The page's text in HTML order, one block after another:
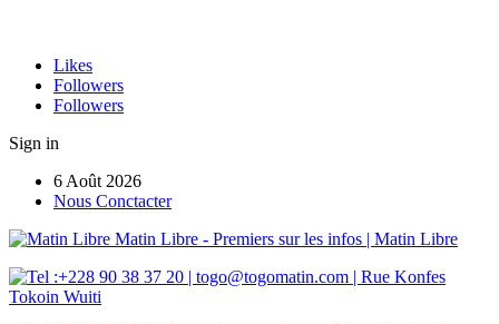
Likes
Followers
Followers
Sign in
6 Août 2026
Nous Conctacter
Matin Libre - Premiers sur les infos | Matin Libre